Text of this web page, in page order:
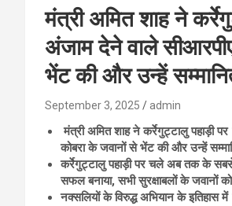
मंत्री अमित शाह ने
अंजाम देने वाले
भेंट की और उन्हें
September 3, 2025 admin
मंत्री अमित शाह ने कर्रेगुट्टालु पहाड़ी
कोबरा के जवानों से भेंट की और उन्हें
कर्रेगुट्टालु पहाड़ी पर चले अब तक के सबसे
सफल बनाया, सभी सुरक्षाबलों के जवानों
नक्सलियों के विरुद्ध अभियान के इतिहास